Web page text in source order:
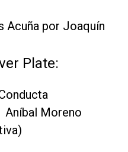
Acuña por Joaquín
Plate:
Aníbal Moreno